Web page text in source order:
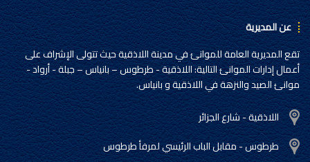
عن المديرية
تقع المديرية العامة للموانئ في مدينة اللاذقية حيث تتولى الإشراف على
أعمال إدارات الموانئ التالية: اللاذقية - طرطوس – بانياس – جبلة - أرواد -
موانئ الصيد والنزهة في اللاذقية و بانياس.
اللاذقية - شارع الجزائر
طرطوس - مقابل الباب الرئيسي لمرفأ طرطوس